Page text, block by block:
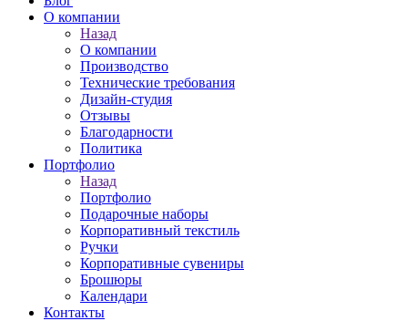
О компании
Назад
О компании
Производство
Технические требования
Дизайн-студия
Отзывы
Благодарности
Политика
Портфолио
Назад
Портфолио
Подарочные наборы
Корпоративный текстиль
Ручки
Корпоративные сувениры
Брошюры
Календари
Контакты